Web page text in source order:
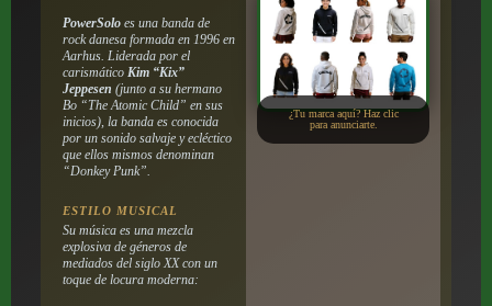
PowerSoloes una banda de
rock danesa formada en 1996 en
Aarhus. Liderada por el
carismático Kim “Kix”
Jeppesen (junto a su hermano
Bo “The Atomic Child” en sus
inicios), la banda es conocida
por un sonido salvaje y ecléctico
que ellos mismos denominan
“Donkey Punk”.
ESTILO MUSICAL
Su música es una mezcla
explosiva de géneros de
mediados del siglo XX con un
toque de locura moderna:
¿Tu marca aquí? Haz clic
para anunciarte.